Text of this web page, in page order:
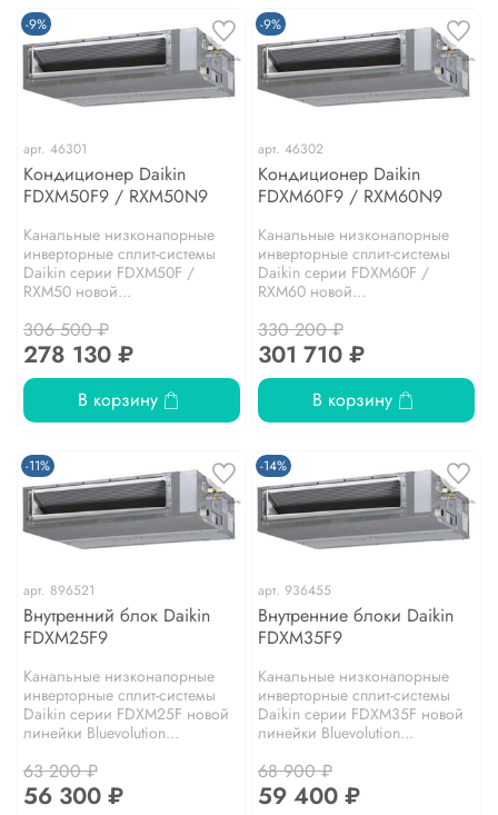
-9%
арт. 46301
Кондиционер Daikin
FDXM50F9 / RXM50N9
Канальные низконапорные
инверторные сплит-системы
Daikin серии FDXM50F /
RXM50 новой...
306 500 ₽
278 130 ₽
В корзину
-9%
арт. 46302
Кондиционер Daikin
FDXM60F9 / RXM60N9
Канальные низконапорные
инверторные сплит-системы
Daikin серии FDXM60F /
RXM60 новой...
330 200 ₽
301 710 ₽
В корзину
-11%
арт. 896521
Внутренний блок Daikin
FDXM25F9
Канальные низконапорные
инверторные сплит-системы
Daikin серии FDXM25F новой
линейки Bluevolution...
63 200 ₽
56 300 ₽
-14%
арт. 936455
Внутренние блоки Daikin
FDXM35F9
Канальные низконапорные
инверторные сплит-системы
Daikin серии FDXM35F новой
линейки Bluevolution...
68 900 ₽
59 400 ₽